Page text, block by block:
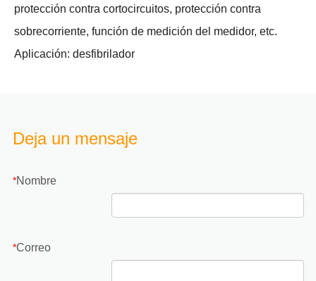
protección contra cortocircuitos, protección contra
sobrecorriente, función de medición del medidor, etc.
Aplicación: desfibrilador
Deja un mensaje
*Nombre
*Correo